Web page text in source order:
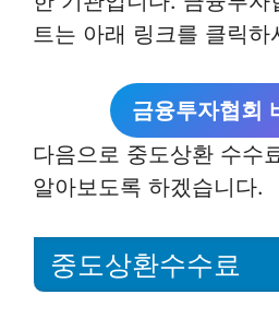
트는 아래 링크를 클릭하
금융투자협회
다음으로 중도상환 수수
알아보도록 하겠습니다.
중도상환수수료